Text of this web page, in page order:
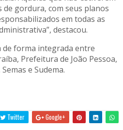
de gordura, com seus planos
em todas as
destacou.
de forma integrada entre
Prefeitura de João Pessoa,
e Sudema.
Twitter Google+